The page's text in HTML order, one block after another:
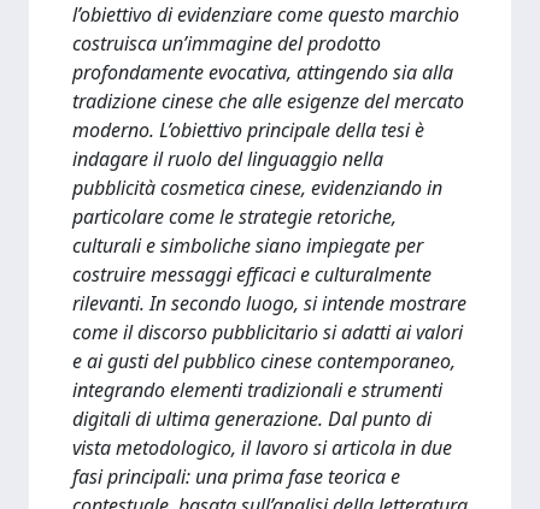
l’obiettivo di evidenziare come questo marchio
costruisca un’immagine del prodotto
profondamente evocativa, attingendo sia alla
tradizione cinese che alle esigenze del mercato
moderno. L’obiettivo principale della tesi è
indagare il ruolo del linguaggio nella
pubblicità cosmetica cinese, evidenziando in
particolare come le strategie retoriche,
culturali e simboliche siano impiegate per
costruire messaggi efficaci e culturalmente
rilevanti. In secondo luogo, si intende mostrare
come il discorso pubblicitario si adatti ai valori
e ai gusti del pubblico cinese contemporaneo,
integrando elementi tradizionali e strumenti
digitali di ultima generazione. Dal punto di
vista metodologico, il lavoro si articola in due
fasi principali: una prima fase teorica e